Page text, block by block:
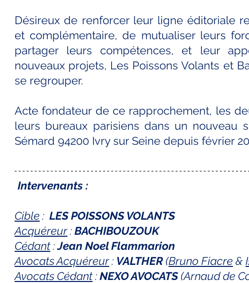
Désireux de renforcer leur ligne éditoriale
et complémentaire, de mutualiser leurs
partager leurs compétences, et leur
nouveaux projets, Les Poissons Volants et
se regrouper.
Acte fondateur de ce rapprochement, les
leurs bureaux parisiens dans un nouveau
Sémard 94200 Ivry sur Seine depuis février
Intervenants :
Cible : LES POISSONS VOLANTS
Acquéreur : BACHIBOUZOUK
Cédant : Jean Noel Flammarion
Avocats Acquéreur : VALTHER (Bruno Fiacre &
Avocats Cédant : NEXO AVOCATS (Arnaud de